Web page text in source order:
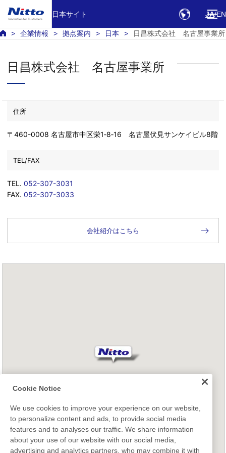
日本サイト JA EN
企業情報 拠点案内 日本 日昌株式会社 名古屋事業所
日昌株式会社 名古屋事業所
住所
〒460-0008 名古屋市中区栄1‐8‐16 名古屋伏見サンケイビル8階
TEL/FAX
TEL.052-307-3031
FAX.052-307-3033
会社紹介はこちら
Cookie Notice
We use cookies to improve your experience on our website,
to personalize content and ads, to provide social media
features and to analyses our traffic. We share information
about your use of our website with our social media,
advertising and analytics partners, who may combine it with